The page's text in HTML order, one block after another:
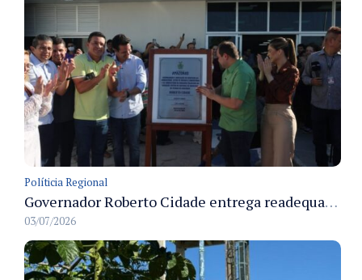
Políticia Regional
Governador Roberto Cidade entrega readequação do ambulatório da FCecon e amplia capacidade de atendimento oncológico em Manaus
03/07/2026